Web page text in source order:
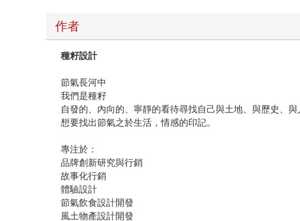
作者
種籽設計
節氣長河中
我們是種籽
自發的、內向的、寧靜的看待尋找自己與土地、與歷史、與
想要找出節氣之於生活，情感的印記。
專注於：
品牌創新研究與行銷
故事化行銷
體驗設計
節氣飲食設計開發
風土物產設計開發